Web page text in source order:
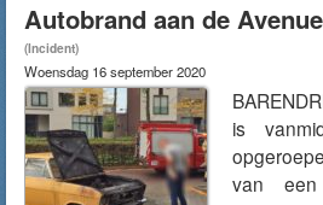
Autobrand aan de
(Incident)
Woensdag 16 september 2020
is
van